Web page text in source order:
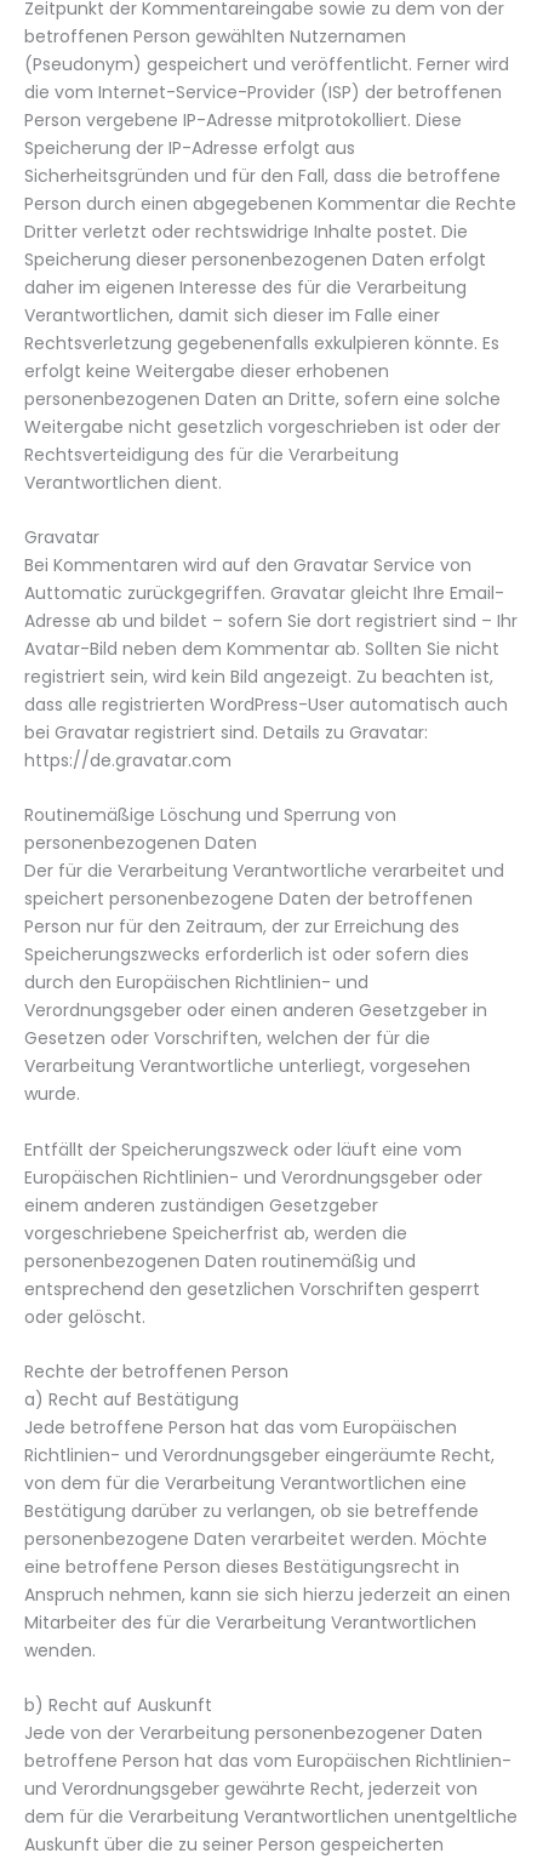
Zeitpunkt der Kommentareingabe sowie zu dem von der
betroffenen Person gewählten Nutzernamen
(Pseudonym) gespeichert und veröffentlicht. Ferner wird
die vom Internet-Service-Provider (ISP) der betroffenen
Person vergebene IP-Adresse mitprotokolliert. Diese
Speicherung der IP-Adresse erfolgt aus
Sicherheitsgründen und für den Fall, dass die betroffene
Person durch einen abgegebenen Kommentar die Rechte
Dritter verletzt oder rechtswidrige Inhalte postet. Die
Speicherung dieser personenbezogenen Daten erfolgt
daher im eigenen Interesse des für die Verarbeitung
Verantwortlichen, damit sich dieser im Falle einer
Rechtsverletzung gegebenenfalls exkulpieren könnte. Es
erfolgt keine Weitergabe dieser erhobenen
personenbezogenen Daten an Dritte, sofern eine solche
Weitergabe nicht gesetzlich vorgeschrieben ist oder der
Rechtsverteidigung des für die Verarbeitung
Verantwortlichen dient.
Gravatar
Bei Kommentaren wird auf den Gravatar Service von
Auttomatic zurückgegriffen. Gravatar gleicht Ihre Email-
Adresse ab und bildet – sofern Sie dort registriert sind – Ihr
Avatar-Bild neben dem Kommentar ab. Sollten Sie nicht
registriert sein, wird kein Bild angezeigt. Zu beachten ist,
dass alle registrierten WordPress-User automatisch auch
bei Gravatar registriert sind. Details zu Gravatar:
https://de.gravatar.com
Routinemäßige Löschung und Sperrung von
personenbezogenen Daten
Der für die Verarbeitung Verantwortliche verarbeitet und
speichert personenbezogene Daten der betroffenen
Person nur für den Zeitraum, der zur Erreichung des
Speicherungszwecks erforderlich ist oder sofern dies
durch den Europäischen Richtlinien- und
Verordnungsgeber oder einen anderen Gesetzgeber in
Gesetzen oder Vorschriften, welchen der für die
Verarbeitung Verantwortliche unterliegt, vorgesehen
wurde.
Entfällt der Speicherungszweck oder läuft eine vom
Europäischen Richtlinien- und Verordnungsgeber oder
einem anderen zuständigen Gesetzgeber
vorgeschriebene Speicherfrist ab, werden die
personenbezogenen Daten routinemäßig und
entsprechend den gesetzlichen Vorschriften gesperrt
oder gelöscht.
Rechte der betroffenen Person
a) Recht auf Bestätigung
Jede betroffene Person hat das vom Europäischen
Richtlinien- und Verordnungsgeber eingeräumte Recht,
von dem für die Verarbeitung Verantwortlichen eine
Bestätigung darüber zu verlangen, ob sie betreffende
personenbezogene Daten verarbeitet werden. Möchte
eine betroffene Person dieses Bestätigungsrecht in
Anspruch nehmen, kann sie sich hierzu jederzeit an einen
Mitarbeiter des für die Verarbeitung Verantwortlichen
wenden.
b) Recht auf Auskunft
Jede von der Verarbeitung personenbezogener Daten
betroffene Person hat das vom Europäischen Richtlinien-
und Verordnungsgeber gewährte Recht, jederzeit von
dem für die Verarbeitung Verantwortlichen unentgeltliche
Auskunft über die zu seiner Person gespeicherten